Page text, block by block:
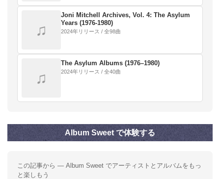
♫
Joni Mitchell Archives, Vol. 4: The Asylum
Years (1976-1980)
2024年リリース / 全98曲
♫
The Asylum Albums (1976–1980)
2024年リリース / 全40曲
Album Sweet で体験する
この記事から — Album Sweet でアーティストとアルバムをもっ
と楽しもう